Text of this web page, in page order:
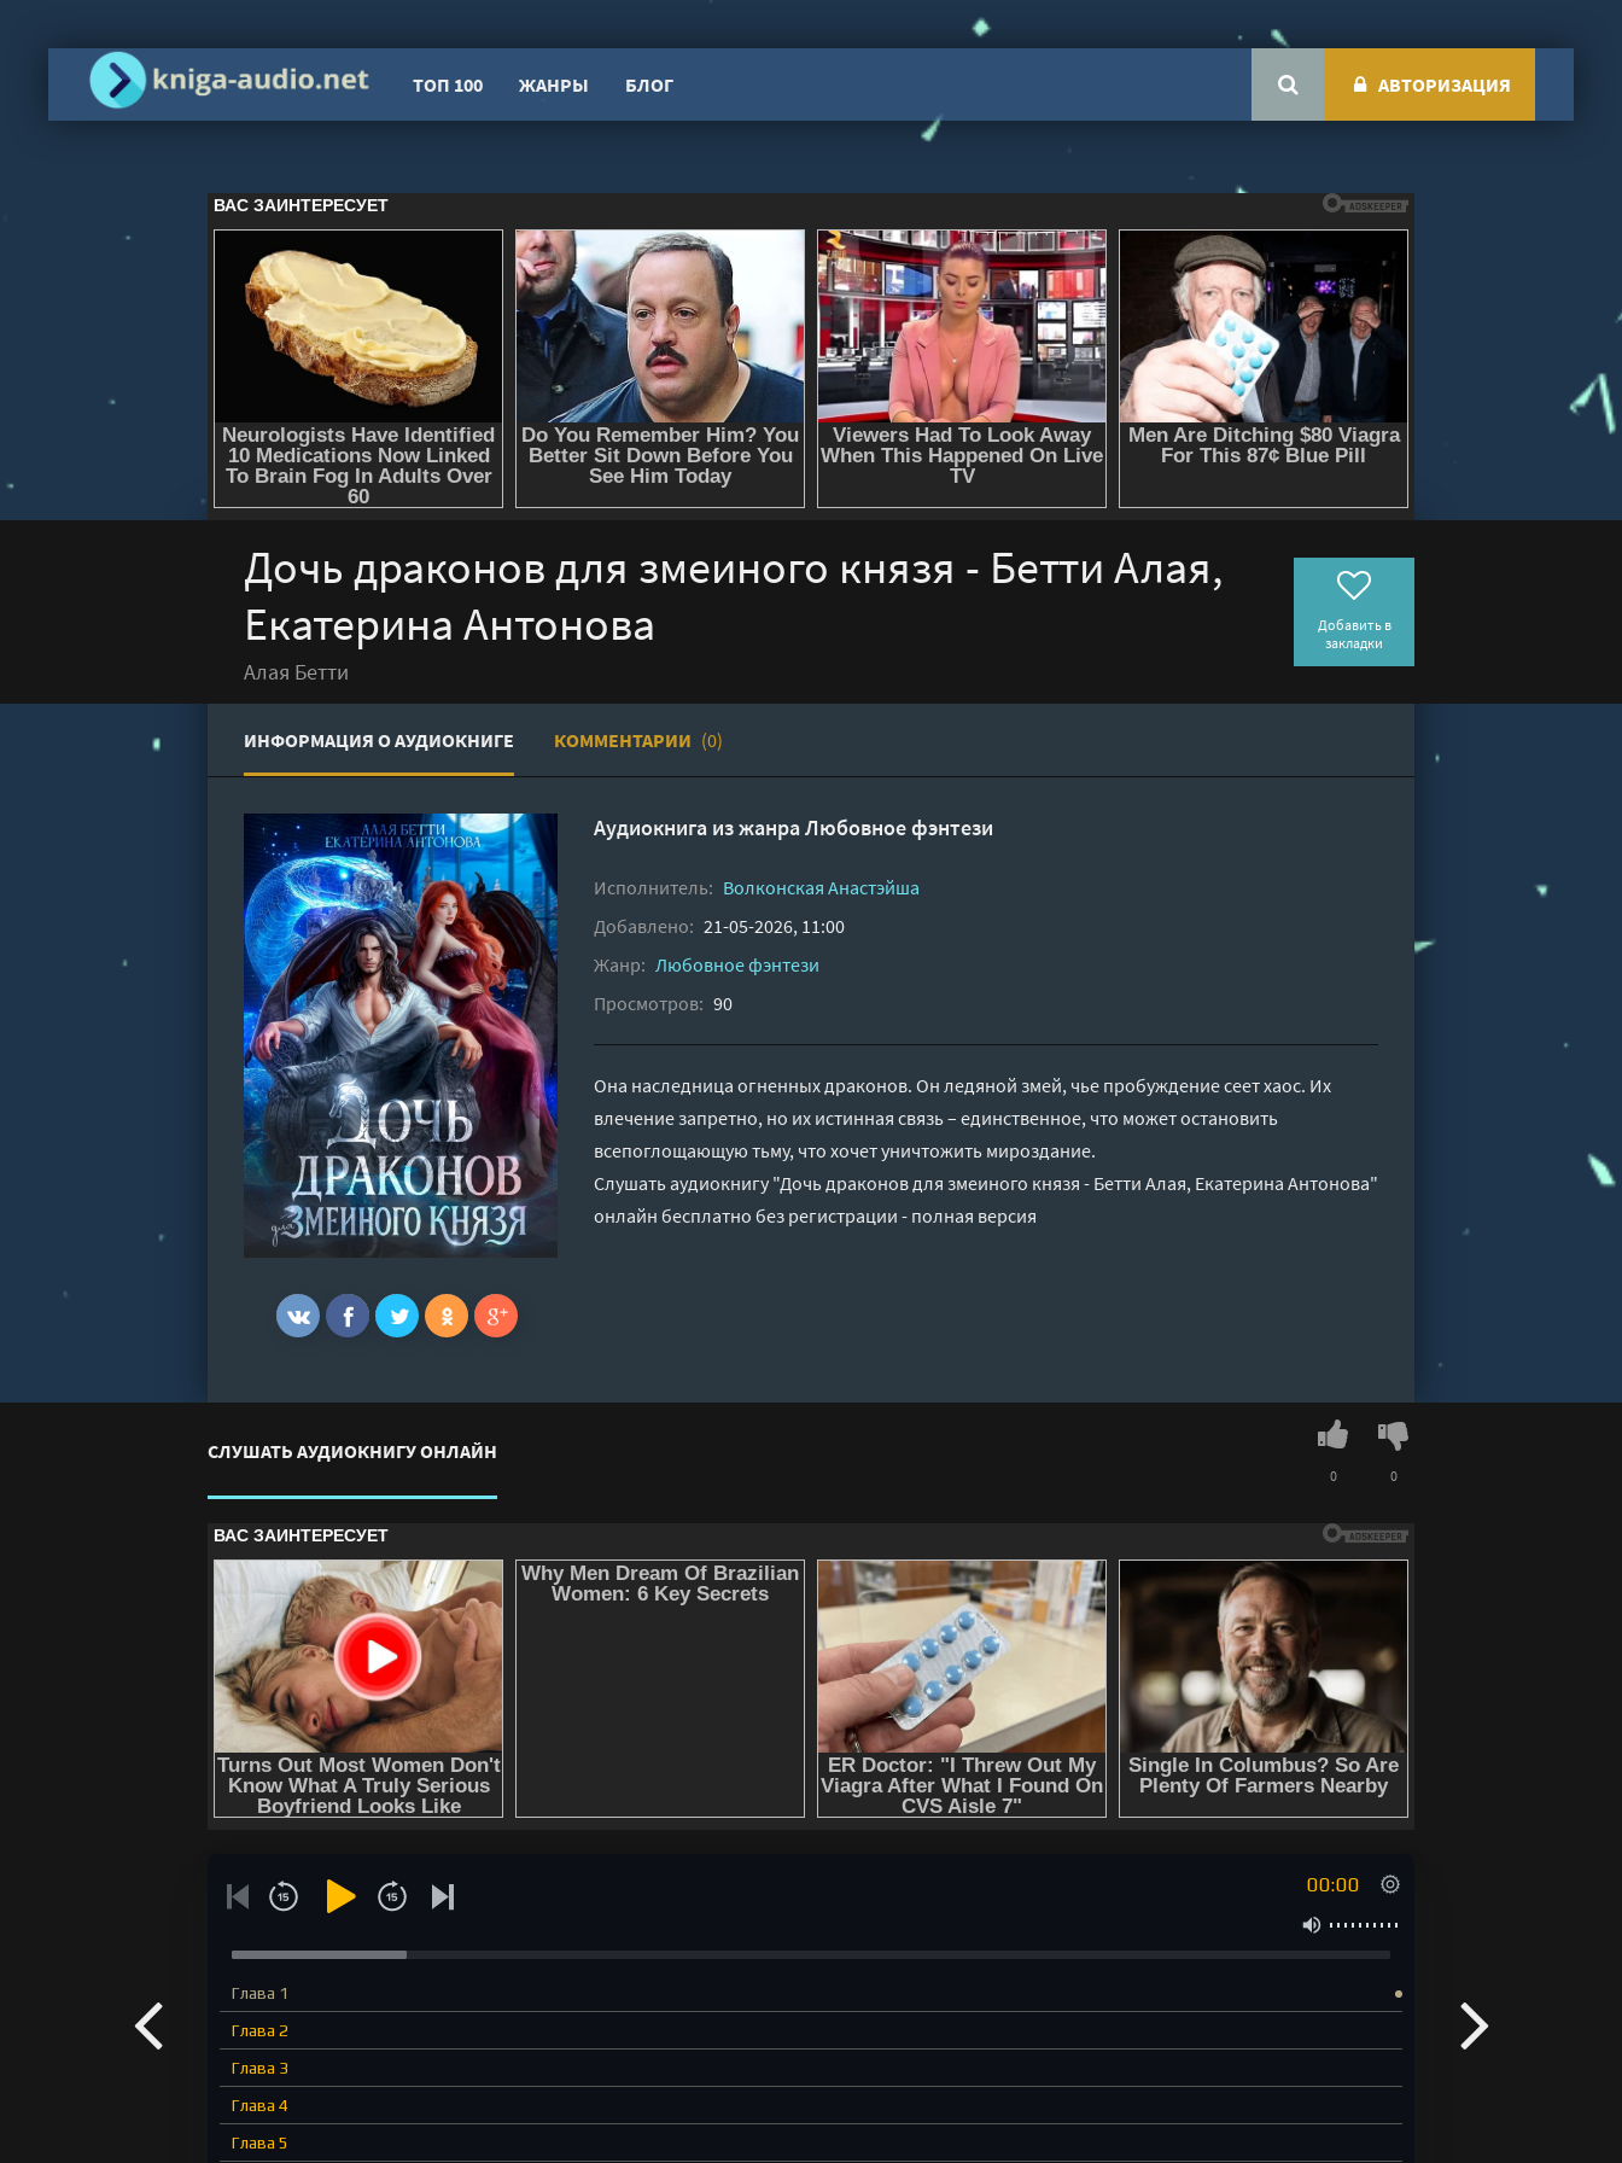
ТОП 100 ЖАНРЫ БЛОГ АВТОРИЗАЦИЯ
Дочь драконов для змеиного князя - Бетти Алая,
Екатерина Антонова
Алая Бетти
Добавить в
закладки
ИНФОРМАЦИЯ О АУДИОКНИГЕ КОММЕНТАРИИ (0)
Аудиокнига из жанраЛюбовное фэнтези
Исполнитель: Волконская Анастэйша
Добавлено: 21-05-2026, 11:00
Жанр: Любовное фэнтези
Просмотров: 90
Она наследница огненных драконов. Он ледяной змей, чье пробуждение сеет хаос. Их
влечение запретно, но их истинная связь – единственное, что может остановить
всепоглощающую тьму, что хочет уничтожить мироздание.
Слушать аудиокнигу "Дочь драконов для змеиного князя - Бетти Алая, Екатерина Антонова"
онлайн бесплатно без регистрации - полная версия
СЛУШАТЬ АУДИОКНИГУ ОНЛАЙН
0 0
00:00
Глава 1
Глава 2
Глава 3
Глава 4
Глава 5